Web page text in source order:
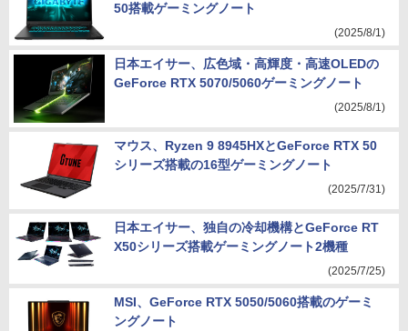
50搭載ゲーミングノート
(2025/8/1)
日本エイサー、広色域・高輝度・高速OLEDの
GeForce RTX 5070/5060ゲーミングノート
(2025/8/1)
マウス、Ryzen 9 8945HXとGeForce RTX 50
シリーズ搭載の16型ゲーミングノート
(2025/7/31)
日本エイサー、独自の冷却機構とGeForce RT
X50シリーズ搭載ゲーミングノート2機種
(2025/7/25)
MSI、GeForce RTX 5050/5060搭載のゲーミ
ングノート